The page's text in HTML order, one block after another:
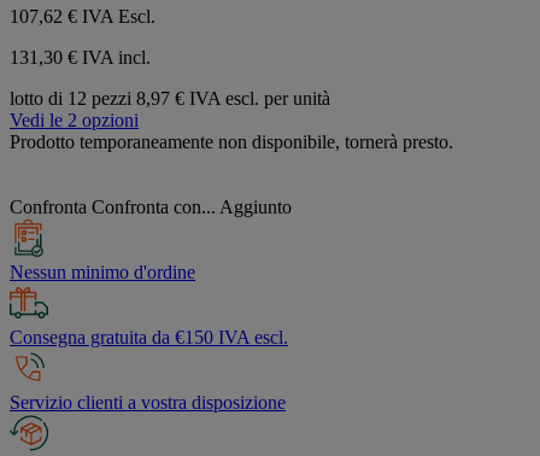
107,62 € IVA Escl.
131,30 € IVA incl.
lotto di 12 pezzi 8,97 € IVA escl. per unità
Vedi le 2 opzioni
Prodotto temporaneamente non disponibile, tornerà presto.
Confronta Confronta con... Aggiunto
Nessun minimo d'ordine
Consegna gratuita da €150 IVA escl.
Servizio clienti a vostra disposizione